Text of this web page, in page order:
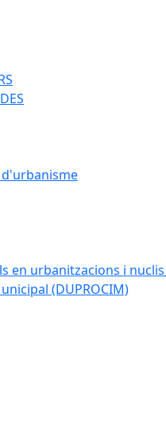
en urbanitzacions i
(DUPROCIM)